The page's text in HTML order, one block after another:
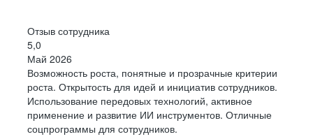
Отзыв сотрудника
5,0
Май 2026
Возможность роста, понятные и прозрачные критерии
роста. Открытость для идей и инициатив сотрудников.
Использование передовых технологий, активное
применение и развитие ИИ инструментов. Отличные
соцпрограммы для сотрудников.